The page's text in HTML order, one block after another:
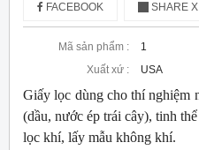
FACEBOOK SHARE X
Mã sản phẩm :
1
Xuất xứ :
USA
Giấy lọc dùng cho thí nghiệm
(dầu, nước ép trái cây), tinh
lọc khí, lấy mẫu không khí.